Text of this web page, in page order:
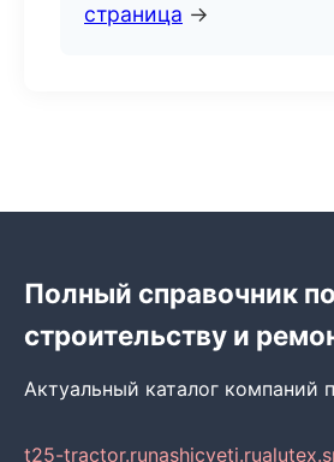
страница →
Полный справочник по
строительству и
Актуальный каталог компаний
t25-tractor.runashicveti.ru